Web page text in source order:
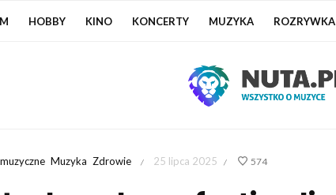
HOBBY KINO KONCERTY MUZYKA ROZRYWKA
Muzyka Zdrowie / 25 lipca 2025 / 574